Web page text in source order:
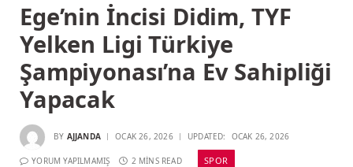
Ege’nin İncisi Didim, TYF
Yelken Ligi Türkiye
Şampiyonası’na Ev Sahipliği
Yapacak
BY AJJANDA OCAK 26, 2026 UPDATED: OCAK 26, 2026
YORUM YAPILMAMIŞ 2 MINS READ SPOR